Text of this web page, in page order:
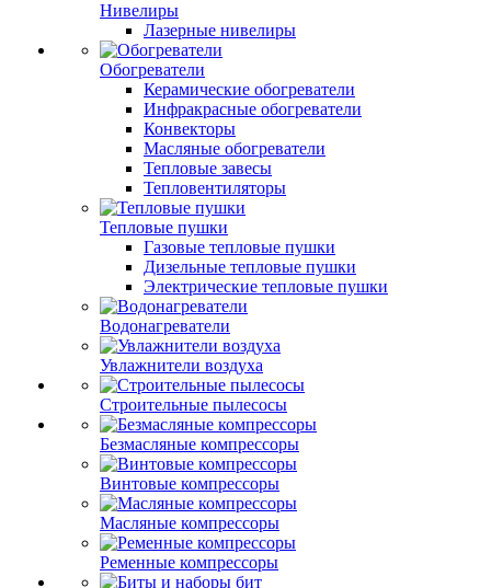
Нивелиры
Лазерные нивелиры
Обогреватели
Керамические обогреватели
Инфракрасные обогреватели
Конвекторы
Масляные обогреватели
Тепловые завесы
Тепловентиляторы
Тепловые пушки
Газовые тепловые пушки
Дизельные тепловые пушки
Электрические тепловые пушки
Водонагреватели
Увлажнители воздуха
Строительные пылесосы
Безмасляные компрессоры
Винтовые компрессоры
Масляные компрессоры
Ременные компрессоры